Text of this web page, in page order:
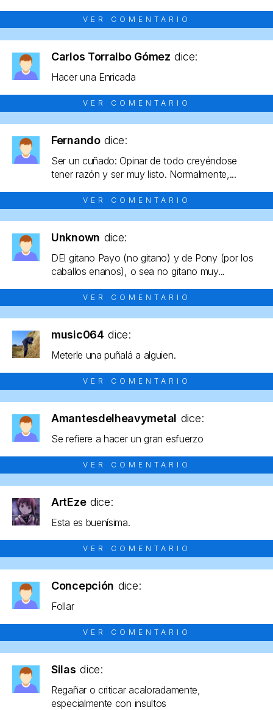
VER COMENTARIO
Carlos Torralbo Gómez dice:
Hacer una Enricada
VER COMENTARIO
Fernando dice:
Ser un cuñado: Opinar de todo creyéndose
tener razón y ser muy listo. Normalmente,...
VER COMENTARIO
Unknown dice:
DEl gitano Payo (no gitano) y de Pony (por los
caballos enanos), o sea no gitano muy...
VER COMENTARIO
music064 dice:
Meterle una puñalá a alguien.
VER COMENTARIO
Amantesdelheavymetal dice:
Se refiere a hacer un gran esfuerzo
VER COMENTARIO
ArtEze dice:
Esta es buenísima.
VER COMENTARIO
Concepción dice:
Follar
VER COMENTARIO
Silas dice:
Regañar o criticar acaloradamente,
especialmente con insultos